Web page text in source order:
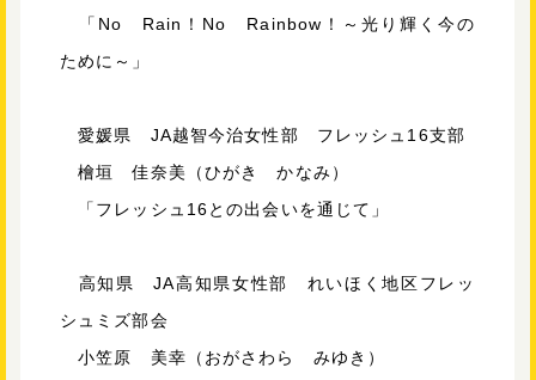
「No Rain！No Rainbow！～光り輝く今の
ために～」
愛媛県 JA越智今治女性部 フレッシュ16支部
檜垣 佳奈美（ひがき かなみ）
「フレッシュ16との出会いを通じて」
高知県 JA高知県女性部 れいほく地区フレッ
シュミズ部会
小笠原 美幸（おがさわら みゆき）